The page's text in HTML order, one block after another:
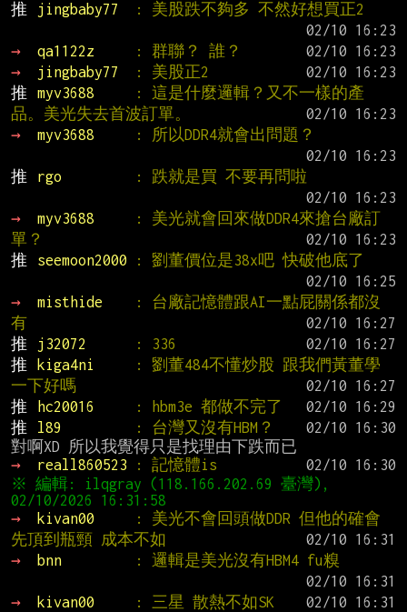
推
jingbaby77
: 美股跌不夠多 不然好想買正2
→
qa1122z : 群聯？ 誰？
→
jingbaby77 : 美股正2
推
myv3688
: 這是什麼邏輯？又不一樣的產
品。美光失去首波訂單。
→
myv3688
: 所以DDR4就會出問題？
推
rgo
: 跌就是買 不要再問啦
→
myv3688
: 美光就會回來做DDR4來搶台廠訂
單？
推
seemoon2000
: 劉董價位是38x吧 快破他底了
→
misthide
: 台廠記憶體跟AI一點屁關係都沒
有
推
j32072 : 336
推
kiga4ni
: 劉董484不懂炒股 跟我們黃董學
一下好嗎
推
hc20016 : hbm3e 都做不完了
推
l89 : 台灣又沒有HBM？
→
reall860523 : 記憶體is
※ 編輯: ilqgray (118.166.202.69 臺灣),
→
kivan00
: 美光不會回頭做DDR 但他的確會
先頂到瓶頸 成本不如
→
bnn
: 邏輯是美光沒有HBM4 fu糗
→
kivan00 : 三星 散熱不如SK